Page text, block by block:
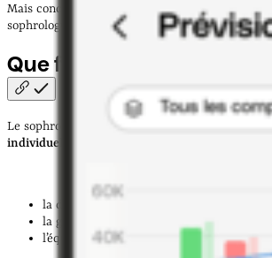
Mais concrètement, quels sont les missions et le
sophrologue ?
Que fait un sophrologue
Le sophrologue accompagne ses clients à
individuelles ou collectives
la détente ;
la gestion du stress ;
l’équilibre émotionnel.